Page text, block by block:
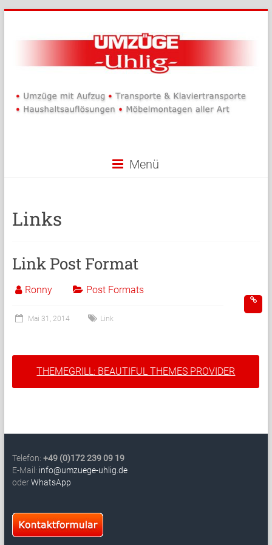
springen
Umzüge
Uhlig
Menü
Links
Link Post Format
Ronny Post Formats
Mai 31, 2014 Link
THEMEGRILL: BEAUTIFUL THEMES PROVIDER
Telefon: +49 (0)172 239 09 19
E-Mail: info@umzuege-uhlig.de
oderWhatsApp